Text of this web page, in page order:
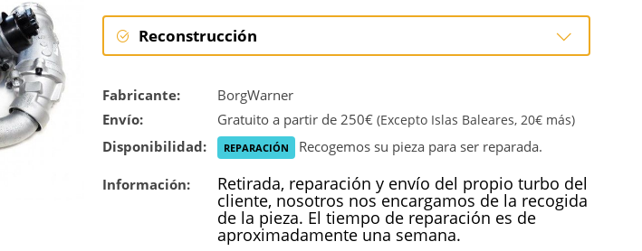
Reconstrucción
Fabricante:
BorgWarner
Envío:
Gratuito a partir de 250€ (Excepto Islas Baleares, 20€ más)
Disponibilidad: REPARACIÓN Recogemos su pieza para ser reparada.
Información: Retirada, reparación y envío del propio turbo del
cliente, nosotros nos encargamos de la recogida
de la pieza. El tiempo de reparación es de
aproximadamente una semana.